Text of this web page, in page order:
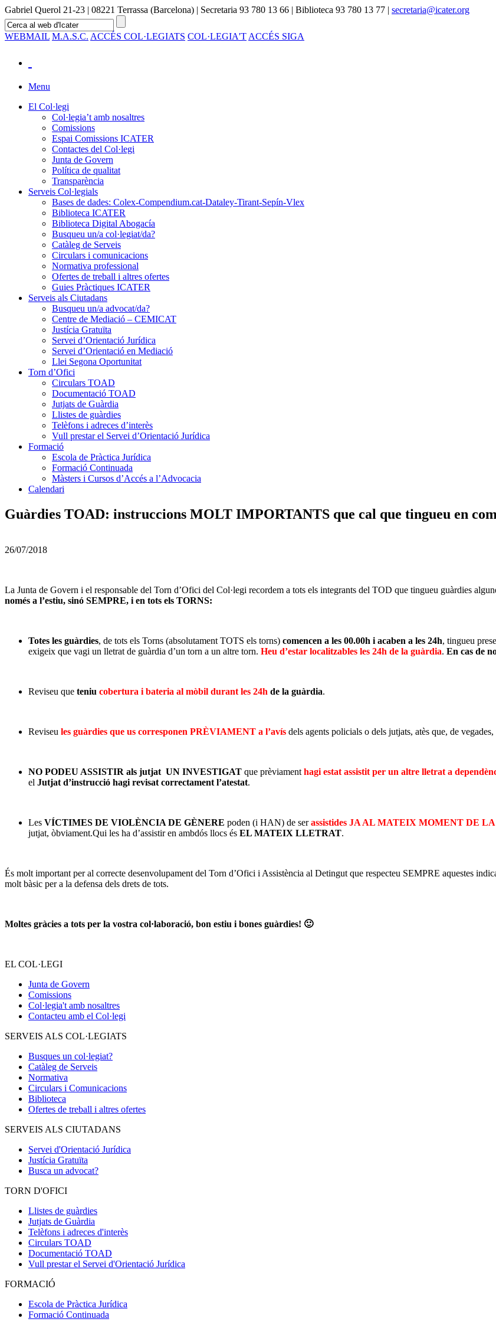
Gabriel Querol 21-23 | 08221 Terrassa (Barcelona) | Secretaria 93 780 13 66 | Biblioteca 93 780 13 77 | secretaria@icater.org
WEBMAIL M.A.S.C. ACCÉS COL·LEGIATS COL·LEGIA'T ACCÉS SIGA
Menu
El Col·legi
Col·legia’t amb nosaltres
Comissions
Espai Comissions ICATER
Contactes del Col·legi
Junta de Govern
Política de qualitat
Transparència
Serveis Col·legials
Bases de dades: Colex-Compendium.cat-Dataley-Tirant-Sepín-Vlex
Biblioteca ICATER
Biblioteca Digital Abogacía
Busqueu un/a col·legiat/da?
Catàleg de Serveis
Circulars i comunicacions
Normativa professional
Ofertes de treball i altres ofertes
Guies Pràctiques ICATER
Serveis als Ciutadans
Busqueu un/a advocat/da?
Centre de Mediació – CEMICAT
Justícia Gratuïta
Servei d’Orientació Jurídica
Servei d’Orientació en Mediació
Llei Segona Oportunitat
Torn d’Ofici
Circulars TOAD
Documentació TOAD
Jutjats de Guàrdia
Llistes de guàrdies
Telèfons i adreces d’interès
Vull prestar el Servei d’Orientació Jurídica
Formació
Escola de Pràctica Jurídica
Formació Continuada
Màsters i Cursos d’Accés a l’Advocacia
Calendari
Guàrdies TOAD: instruccions MOLT IMPORTANTS que cal que tingueu en
26/07/2018
La Junta de Govern i el responsable del Torn d’Ofici del Col·legi recordem a tots els integrants del TOD que tingueu guàrdies
només a l’estiu, sinó SEMPRE, i en tots els TORNS:
Totes les guàrdies, de tots els Torns (absolutament TOTS els torns) comencen a les 00.00h i acaben a les 24h, tingueu
exigeix que vagi un lletrat de guàrdia d’un torn a un altre torn. Heu d’estar localitzables les 24h de la guàrdia. En cas de
Reviseu que teniu cobertura i bateria al mòbil durant les 24h de la guàrdia.
Reviseu les guàrdies que us corresponen PRÈVIAMENT a l’avís dels agents policials o dels jutjats, atès que, de
NO PODEU ASSISTIR als jutjat UN INVESTIGAT que prèviament hagi estat assistit per un altre lletrat a
el Jutjat d’instrucció hagi revisat correctament l’atestat.
Les VÍCTIMES DE VIOLÈNCIA DE GÈNERE poden (i HAN) de serassistides JA AL MATEIX MOMENT DE LA
jutjat, òbviament.Qui les ha d’assistir en ambdós llocs és EL MATEIX LLETRAT.
És molt important per al correcte desenvolupament del Torn d’Ofici i Assistència al Detingut que respecteu SEMPRE aquestes
molt bàsic per a la defensa dels drets de tots.
Moltes gràcies a tots per la vostra col·laboració, bon estiu i bones guàrdies! 🙂
EL COL·LEGI
Junta de Govern
Comissions
Col·legia't amb nosaltres
Contacteu amb el Col·legi
SERVEIS ALS COL·LEGIATS
Busques un col·legiat?
Catàleg de Serveis
Normativa
Circulars i Comunicacions
Biblioteca
Ofertes de treball i altres ofertes
SERVEIS ALS CIUTADANS
Servei d'Orientació Jurídica
Justícia Gratuïta
Busca un advocat?
TORN D'OFICI
Llistes de guàrdies
Jutjats de Guàrdia
Telèfons i adreces d'interès
Circulars TOAD
Documentació TOAD
Vull prestar el Servei d'Orientació Jurídica
FORMACIÓ
Escola de Pràctica Jurídica
Formació Continuada